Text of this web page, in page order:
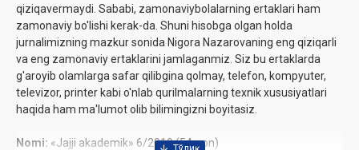
qiziqavermaydi. Sababi, zamonaviybolalarning ertaklari ham
zamonaviy bo'lishi kerak-da. Shuni hisobga olgan holda
jurnalimizning mazkur sonida Nigora Nazarovaning eng qiziqarli
va eng zamonaviy ertaklarini jamlaganmiz. Siz bu ertaklarda
g'aroyib olamlarga safar qilibgina qolmay, telefon, kompyuter,
televizor, printer kabi o'nlab qurilmalarning texnik xususiyatlari
haqida ham ma'lumot olib bilimingizni boyitasiz.
Nomi: «Jajji akademik» 6/2019 (54-son)